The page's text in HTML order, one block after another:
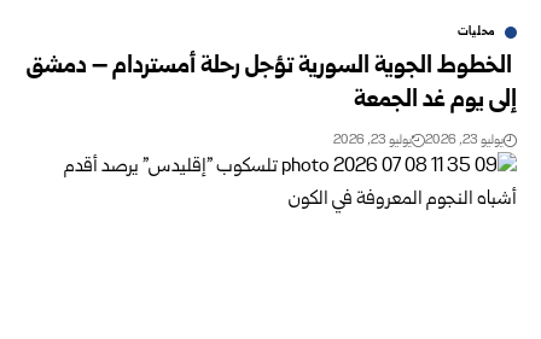
محليات
‏ ‏الخطوط الجوية السورية تؤجل رحلة أمستردام – دمشق
إلى يوم غد الجمعة
يوليو 23, 2026 يوليو 23, 2026